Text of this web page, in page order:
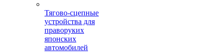
Тягово-сцепные
устройства для
праворуких
японских
автомобилей